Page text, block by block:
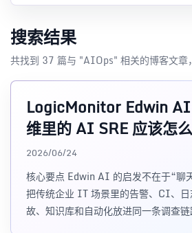
搜索结果
共找到 37 篇与 "AIOps" 相关的博客文章
LogicMonitor Edwin
维里的 AI SRE 应该怎
2026/06/24
核心要点 Edwin AI 的启发不在于“聊
把传统企业 IT 场景里的告警、CI、
故、知识库和自动化放进同一条调查